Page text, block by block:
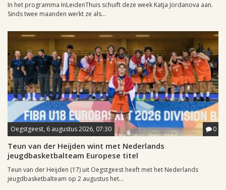
In het programma InLeidenThuis schuift deze week Katja Jordanova aan.
Sinds twee maanden werkt ze als...
Oegstgeest, 6 augustus 2026, 07:30 0
Teun van der Heijden wint met Nederlands
jeugdbasketbalteam Europese titel
Teun van der Heijden (17) uit Oegstgeest heeft met het Nederlands
jeugdbasketbalteam op 2 augustus het...